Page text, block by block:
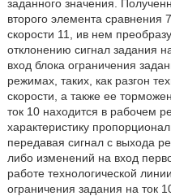
заданного значения.
второго элемента сравнения
скорости 11, ив нем
отклонению сигнал задания
вход блока ограничения
режимах, таких, как разгон
скорости, а также ее
ток 10 находится в рабочем
характеристику
передавая сигнал с выхода
либо изменений на вход
работе технологической
ограничения задания на ток